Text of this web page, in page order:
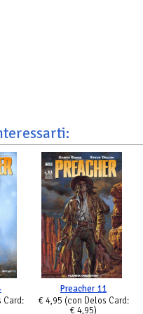
Card:
Preacher 11
€ 4,95 (con Delos Card:
€ 4,95)